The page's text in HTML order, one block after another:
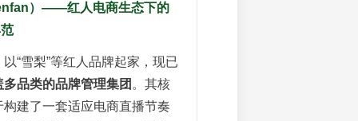
）——红人电商生态下的
以“雪梨”等红人品牌起家，现已
多品类的品牌管理集团 。其核
建了一套适应电商直播节奏